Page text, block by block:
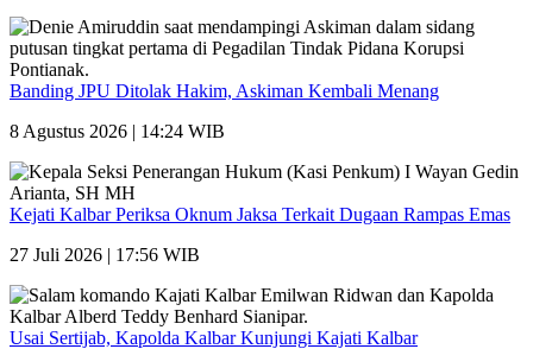
Banding JPU Ditolak Hakim, Askiman Kembali Menang
8 Agustus 2026 | 14:24 WIB
Kejati Kalbar Periksa Oknum Jaksa Terkait Dugaan Rampas Emas
27 Juli 2026 | 17:56 WIB
Usai Sertijab, Kapolda Kalbar Kunjungi Kajati Kalbar